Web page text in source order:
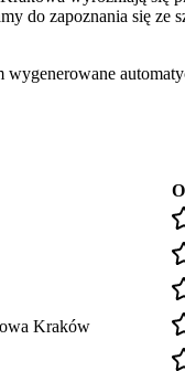
do zapoznania się ze
Kraków